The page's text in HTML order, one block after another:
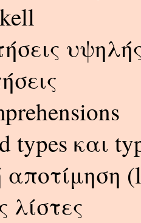
types και
λίστες